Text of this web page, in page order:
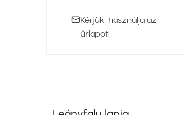
Kérjük, használja az
űrlapot!